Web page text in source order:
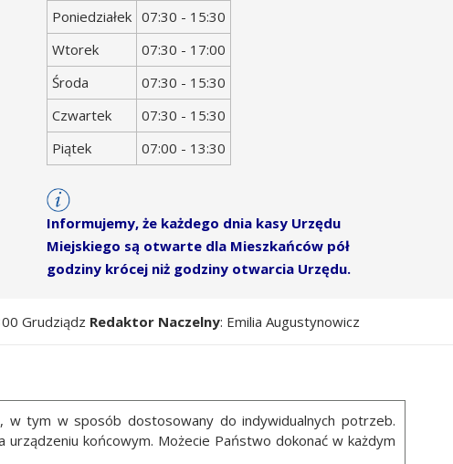
Dzień
tygodnia
Godziny
otwarcia
Poniedziałek 07:30 - 15:30
Wtorek
07:30 - 17:00
Środa
07:30 - 15:30
Czwartek
07:30 - 15:30
Piątek
07:00 - 13:30
Informujemy, że każdego dnia kasy Urzędu
Miejskiego są otwarte dla Mieszkańców pół
godziny krócej niż godziny otwarcia Urzędu.
Grudziądz Redaktor Naczelny: Emilia Augustynowicz
w tym w sposób dostosowany do indywidualnych potrzeb.
końcowym. Możecie Państwo dokonać w każdym